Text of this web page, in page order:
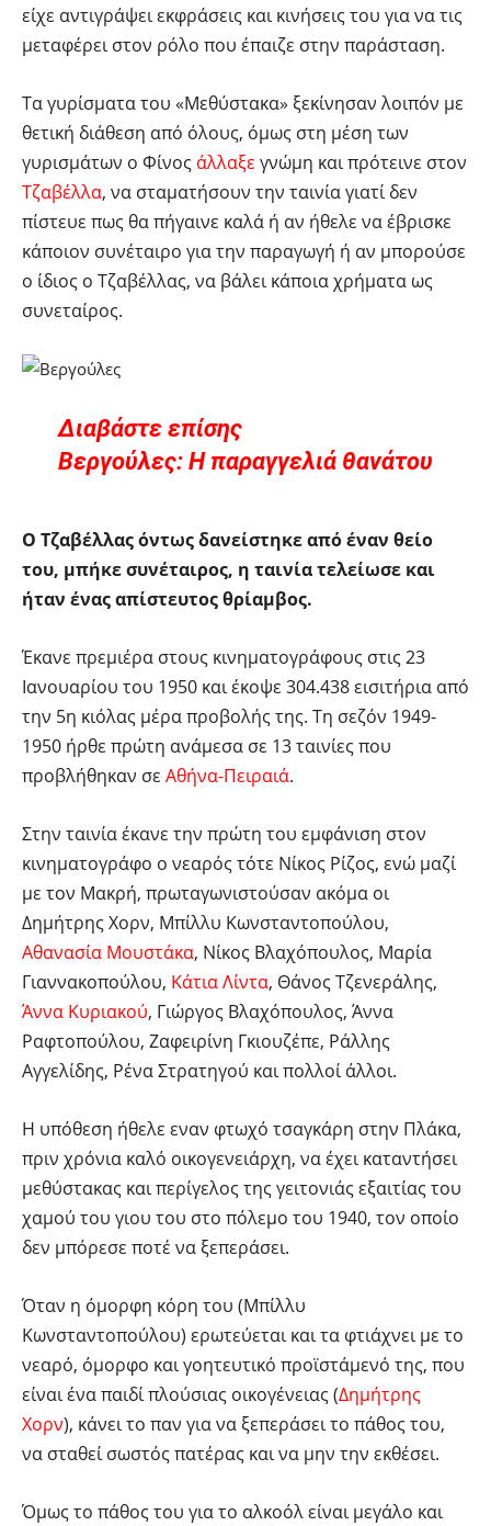
είχε αντιγράψει εκφράσεις και κινήσεις του για να τις
μεταφέρει στον ρόλο που έπαιζε στην παράσταση.
Τα γυρίσματα του «Μεθύστακα» ξεκίνησαν λοιπόν με
θετική διάθεση από όλους, όμως στη μέση των
γυρισμάτων ο Φίνος άλλαξε γνώμη και πρότεινε στον
Τζαβέλλα, να σταματήσουν την ταινία γιατί δεν
πίστευε πως θα πήγαινε καλά ή αν ήθελε να έβρισκε
κάποιον συνέταιρο για την παραγωγή ή αν μπορούσε
ο ίδιος ο Τζαβέλλας, να βάλει κάποια χρήματα ως
συνεταίρος.
Διαβάστε επίσης
Βεργούλες: Η παραγγελιά θανάτου
Ο Τζαβέλλας όντως δανείστηκε από έναν θείο
του, μπήκε συνέταιρος, η ταινία τελείωσε και
ήταν ένας απίστευτος θρίαμβος.
Έκανε πρεμιέρα στους κινηματογράφους στις 23
Ιανουαρίου του 1950 και έκοψε 304.438 εισιτήρια από
την 5η κιόλας μέρα προβολής της. Τη σεζόν 1949-
1950 ήρθε πρώτη ανάμεσα σε 13 ταινίες που
προβλήθηκαν σε Αθήνα-Πειραιά.
Στην ταινία έκανε την πρώτη του εμφάνιση στον
κινηματογράφο ο νεαρός τότε Νίκος Ρίζος, ενώ μαζί
με τον Μακρή, πρωταγωνιστούσαν ακόμα οι
Δημήτρης Χορν, Μπίλλυ Κωνσταντοπούλου,
Αθανασία Μουστάκα, Νίκος Βλαχόπουλος, Μαρία
Γιαννακοπούλου, Κάτια Λίντα, Θάνος Τζενεράλης,
Άννα Κυριακού, Γιώργος Βλαχόπουλος, Άννα
Ραφτοπούλου, Ζαφειρίνη Γκιουζέπε, Ράλλης
Αγγελίδης, Ρένα Στρατηγού και πολλοί άλλοι.
Η υπόθεση ήθελε εναν φτωχό τσαγκάρη στην Πλάκα,
πριν χρόνια καλό οικογενειάρχη, να έχει καταντήσει
μεθύστακας και περίγελος της γειτονιάς εξαιτίας του
χαμού του γιου του στο πόλεμο του 1940, τον οποίο
δεν μπόρεσε ποτέ να ξεπεράσει.
Όταν η όμορφη κόρη του (Μπίλλυ
Κωνσταντοπούλου) ερωτεύεται και τα φτιάχνει με το
νεαρό, όμορφο και γοητευτικό προϊστάμενό της, που
είναι ένα παιδί πλούσιας οικογένειας (Δημήτρης
Χορν), κάνει το παν για να ξεπεράσει το πάθος του,
να σταθεί σωστός πατέρας και να μην την εκθέσει.
Όμως το πάθος του για το αλκοόλ είναι μεγάλο και